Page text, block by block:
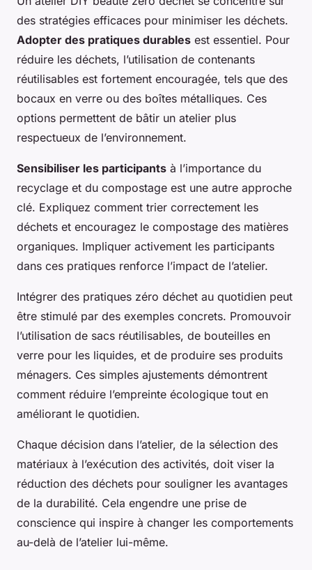
des stratégies efficaces pour minimiser les déchets.
Adopter des pratiques durables est essentiel. Pour
réduire les déchets, l’utilisation de contenants
réutilisables est fortement encouragée, tels que des
bocaux en verre ou des boîtes métalliques. Ces
options permettent de bâtir un atelier plus
respectueux de l’environnement.
Sensibiliser les participants à l’importance du
recyclage et du compostage est une autre approche
clé. Expliquez comment trier correctement les
déchets et encouragez le compostage des matières
organiques. Impliquer activement les participants
dans ces pratiques renforce l’impact de l’atelier.
Intégrer des pratiques zéro déchet au quotidien peut
être stimulé par des exemples concrets. Promouvoir
l’utilisation de sacs réutilisables, de bouteilles en
verre pour les liquides, et de produire ses produits
ménagers. Ces simples ajustements démontrent
comment réduire l’empreinte écologique tout en
améliorant le quotidien.
Chaque décision dans l’atelier, de la sélection des
matériaux à l’exécution des activités, doit viser la
réduction des déchets pour souligner les avantages
de la durabilité. Cela engendre une prise de
conscience qui inspire à changer les comportements
au-delà de l’atelier lui-même.